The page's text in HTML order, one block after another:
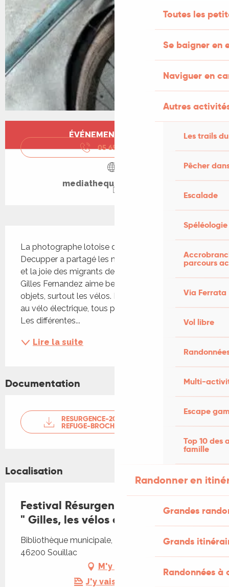
Toutes les
Se baigner en
Naviguer en
Autres
Les trails
Pêcher
Escalade
Spéléologie
parcours
Via Ferrata
Vol libre
Multi-
Escape
Top 10 des
famille
Randonner en
Grandes
Grands
Randonnées
Ouverture et coordonnées
ÉVÉNEMENT TERMINÉ
05 65 32 67
mediatheque.souillac.fr
La photographe lotoise d’adoption Annie
Decupper a partagé les moments de réparation
et la joie des migrants de rouler sur un beau vélo
Gilles Fernandez aime beaucoup réparer divers
objets, surtout les vélos. De la simple bicyclette
au vélo électrique, tous passent entre ses mains.
Les différentes...
Lire la suite
Documentation
RESURGENCE-2025-ETERNEL-
REFUGE-BROCHURE-DU-FEST...
Localisation
Festival Résurgence IX - Exposition
" Gilles, les vélos et les migrants "
Bibliothèque municipale, 10 Rue de la Halle,
46200 Souillac
M'y rendre
J'y vais en train !